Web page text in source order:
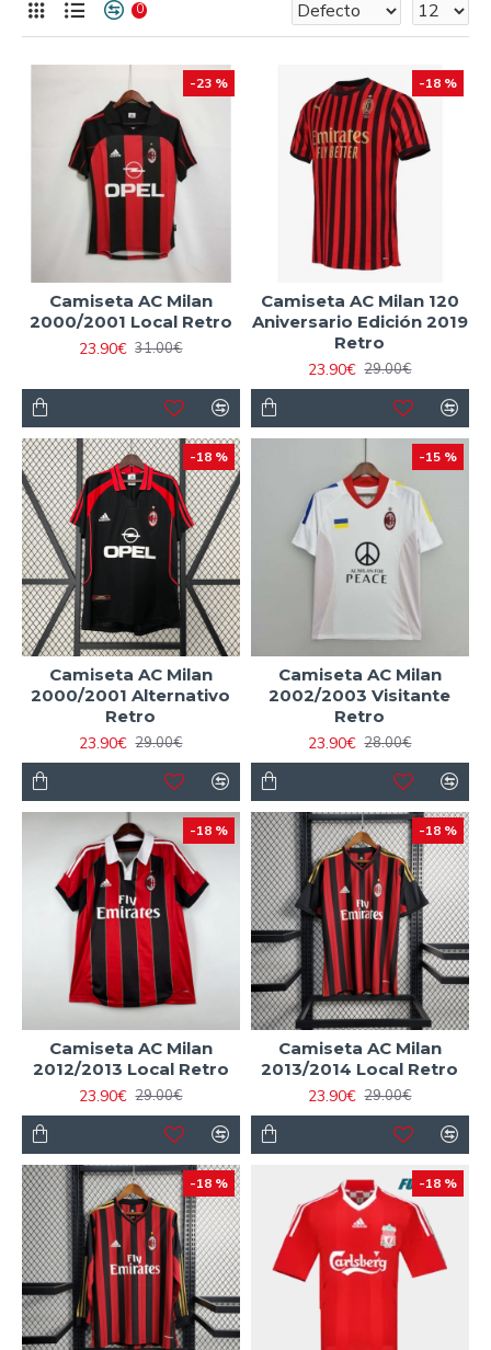
0
-23 %
Camiseta AC Milan
2000/2001 Local Retro
23.90€ 31.00€
-18 %
Camiseta AC Milan 120
Aniversario Edición 2019
Retro
23.90€ 29.00€
-18 %
Camiseta AC Milan
2000/2001 Alternativo
Retro
23.90€ 29.00€
-15 %
Camiseta AC Milan
2002/2003 Visitante
Retro
23.90€ 28.00€
-18 %
Camiseta AC Milan
2012/2013 Local Retro
23.90€ 29.00€
-18 %
Camiseta AC Milan
2013/2014 Local Retro
23.90€ 29.00€
-18 % -18 %